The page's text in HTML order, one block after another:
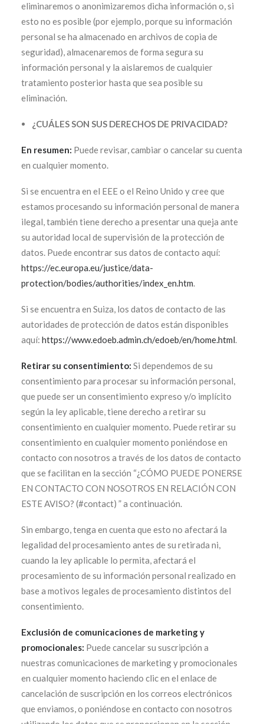
eliminaremos o anonimizaremos dicha información o, si
esto no es posible (por ejemplo, porque su información
personal se ha almacenado en archivos de copia de
seguridad), almacenaremos de forma segura su
información personal y la aislaremos de cualquier
tratamiento posterior hasta que sea posible su
eliminación.
¿CUÁLES SON SUS DERECHOS DE PRIVACIDAD?
En resumen: Puede revisar, cambiar o cancelar su cuenta
en cualquier momento.
Si se encuentra en el EEE o el Reino Unido y cree que
estamos procesando su información personal de manera
ilegal, también tiene derecho a presentar una queja ante
su autoridad local de supervisión de la protección de
datos. Puede encontrar sus datos de contacto aquí:
https://ec.europa.eu/justice/data-
protection/bodies/authorities/index_en.htm.
Si se encuentra en Suiza, los datos de contacto de las
autoridades de protección de datos están disponibles
aquí: https://www.edoeb.admin.ch/edoeb/en/home.html.
Retirar su consentimiento: Si dependemos de su
consentimiento para procesar su información personal,
que puede ser un consentimiento expreso y/o implícito
según la ley aplicable, tiene derecho a retirar su
consentimiento en cualquier momento. Puede retirar su
consentimiento en cualquier momento poniéndose en
contacto con nosotros a través de los datos de contacto
que se facilitan en la sección “¿CÓMO PUEDE PONERSE
EN CONTACTO CON NOSOTROS EN RELACIÓN CON
ESTE AVISO? (#contact) ” a continuación.
Sin embargo, tenga en cuenta que esto no afectará la
legalidad del procesamiento antes de su retirada ni,
cuando la ley aplicable lo permita, afectará el
procesamiento de su información personal realizado en
base a motivos legales de procesamiento distintos del
consentimiento.
Exclusión de comunicaciones de marketing y
promocionales: Puede cancelar su suscripción a
nuestras comunicaciones de marketing y promocionales
en cualquier momento haciendo clic en el enlace de
cancelación de suscripción en los correos electrónicos
que enviamos, o poniéndose en contacto con nosotros